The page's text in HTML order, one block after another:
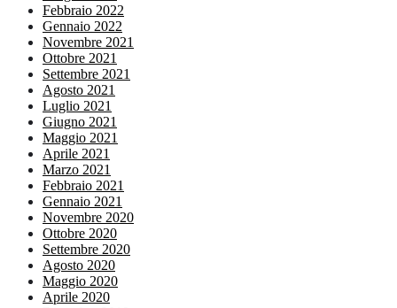
Febbraio 2022
Gennaio 2022
Novembre 2021
Ottobre 2021
Settembre 2021
Agosto 2021
Luglio 2021
Giugno 2021
Maggio 2021
Aprile 2021
Marzo 2021
Febbraio 2021
Gennaio 2021
Novembre 2020
Ottobre 2020
Settembre 2020
Agosto 2020
Maggio 2020
Aprile 2020